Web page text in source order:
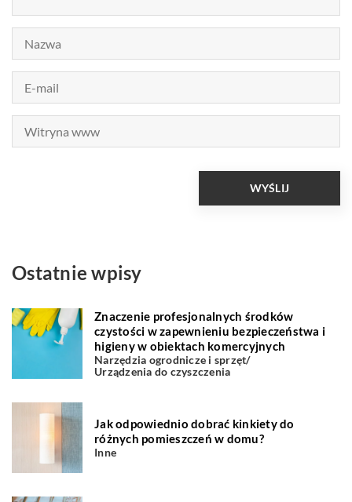
Ostatnie wpisy
Znaczenie profesjonalnych środków
czystości w zapewnieniu bezpieczeństwa i
higieny w obiektach komercyjnych
Narzędzia ogrodnicze i sprzęt/
Urządzenia do czyszczenia
Jak odpowiednio dobrać kinkiety do
różnych pomieszczeń w domu?
Inne